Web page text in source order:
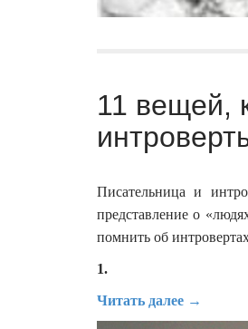
11 вещей,
Писательница и
представление о
помнить об
1.
Читать далее →